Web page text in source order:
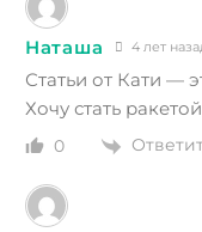
Наташа 4 лет
Статьи от Кати —
Хочу стать
0